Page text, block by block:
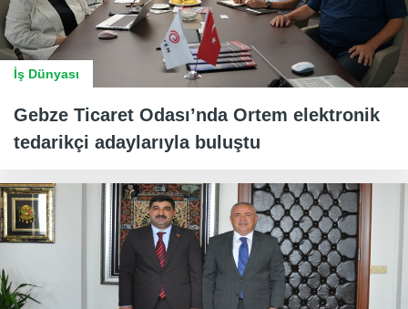
İş Dünyası
Gebze Ticaret Odası’nda Ortem elektronik
tedarikçi adaylarıyla buluştu